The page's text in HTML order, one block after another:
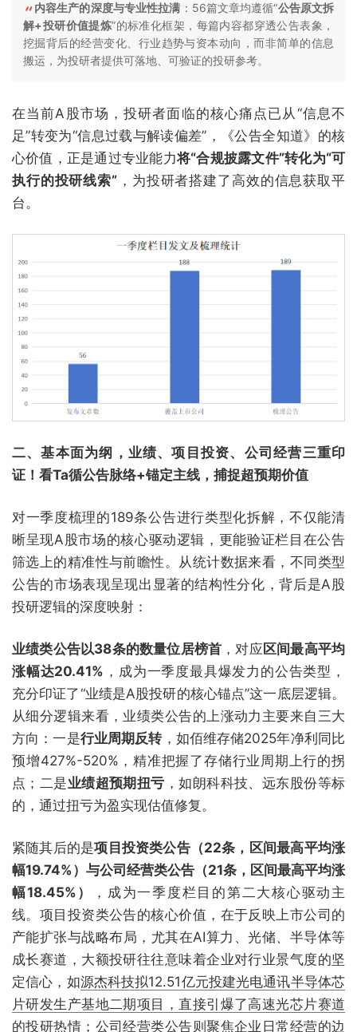
内容生产的深度与专业性拉满 ：56篇文章均遵循“公告原文拆
解+投研价值提炼”的标准化框架，每篇内容都穿透公告表象，
挖掘背后的经营变化、行业趋势与资本动向，而非简单的信息
搬运，为投研者提供可落地、可验证的投研参考。
在当前A股市场，投研者面临的核心痛点已从“信息不
足”转变为“信息过载与解读偏差”，《公告全知道》的核
心价值，正是通过专业能力将“合规披露文件”转化为“可
执行的投研线索” ，为投研者搭建了高效的信息获取平
台。
二、基本面为纲，业绩、项目投资、公司经营三重印
证！看Ta循公告脉络+锚定主线，捕捉超预期价值
对一季度梳理的189条公告进行类型化拆解，不仅能清
晰呈现A股市场的核心驱动逻辑，更能验证栏目在公告
筛选上的精准性与前瞻性。从统计数据来看，不同类型
公告的市场表现呈现出显著的结构性分化，背后是A股
投研逻辑的深度映射：
业绩类公告以38条的数量位居榜首 ，对应区间最高平均
涨幅达20.41% ，成为一季度最具爆发力的公告类型，
充分印证了“业绩是A股投研的核心锚点”这一底层逻辑。
从细分逻辑来看，业绩类公告的上涨动力主要来自三大
方向：一是行业周期反转，如佰维存储2025年净利同比
预增427%-520%，精准把握了存储行业周期上行的拐
点；二是业绩超预期扭亏 ，如朗科科技、远东股份等标
的，通过扭亏为盈实现估值修复。
紧随其后的是项目投资类公告（22条，区间最高平均涨
幅19.74%）与公司经营类公告（21条，区间最高平均涨
幅18.45%）
，成为一季度栏目的第二大核心驱动主
线。项目投资类公告的核心价值，在于反映上市公司的
产能扩张与战略布局，尤其在AI算力、光储、半导体等
成长赛道，大额投研往往意味着企业对行业景气度的坚
定信心，如源杰科技拟12.51亿元投建光电通讯半导体芯
片研发生产基地二期项目，直接引爆了高速光芯片赛道
的投研热情 ；公司经营类公告则聚焦企业日常经营的边